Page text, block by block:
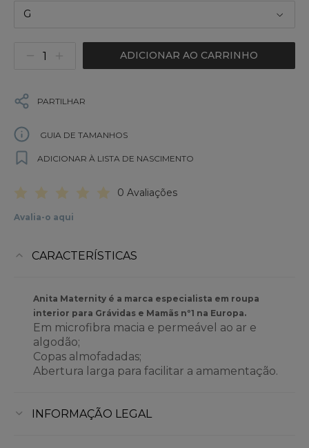
G
ADICIONAR AO CARRINHO
PARTILHAR
GUIA DE TAMANHOS
ADICIONAR À LISTA DE NASCIMENTO
0 Avaliações
Avalia-o aqui
CARACTERÍSTICAS
Anita Maternity é a marca especialista em roupa
interior para Grávidas e Mamãs nº1 na Europa.
Em microfibra macia e permeável ao ar e
algodão;
Copas almofadadas;
Abertura larga para facilitar a amamentação.
INFORMAÇÃO LEGAL